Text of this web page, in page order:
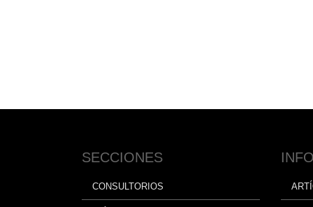
SECCIONES
CONSULTORIOS